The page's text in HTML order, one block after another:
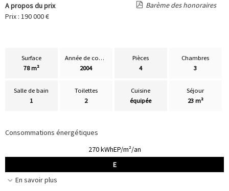
A propos du prix
Barème des honoraires
Prix : 190 000 €
Surface
78 m²
Année de construction
2004
Pièces
4
Chambres
3
Salle de bain
1
Toilettes
2
Cuisine
équipée
Séjour
23 m²
Consommations énergétiques
270 kWhEP/m²/an
E
En savoir plus